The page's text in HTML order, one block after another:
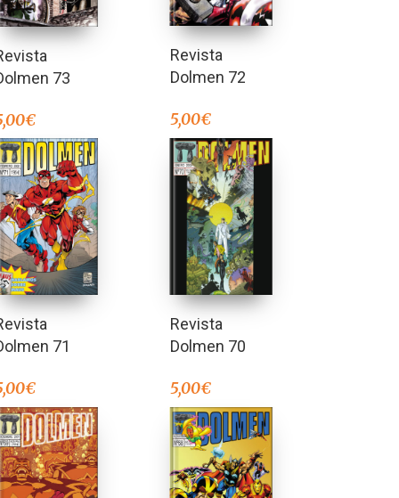
73
€
Revista
Dolmen 72
5,00€
71
€
Revista
Dolmen 70
5,00€